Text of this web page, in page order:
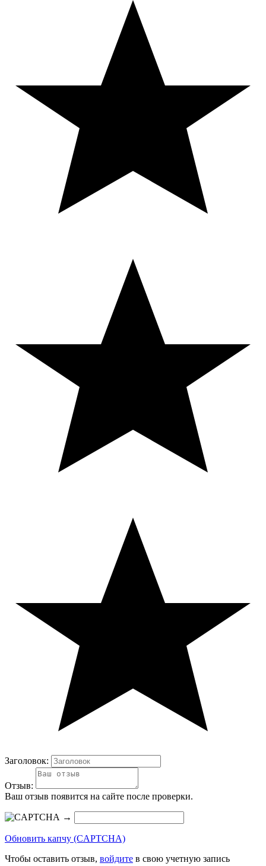
Заголовок:
Отзыв:
Ваш отзыв появится на сайте после проверки.
→
Обновить капчу (CAPTCHA)
Чтобы оставить отзыв, войдите в свою учетную запись